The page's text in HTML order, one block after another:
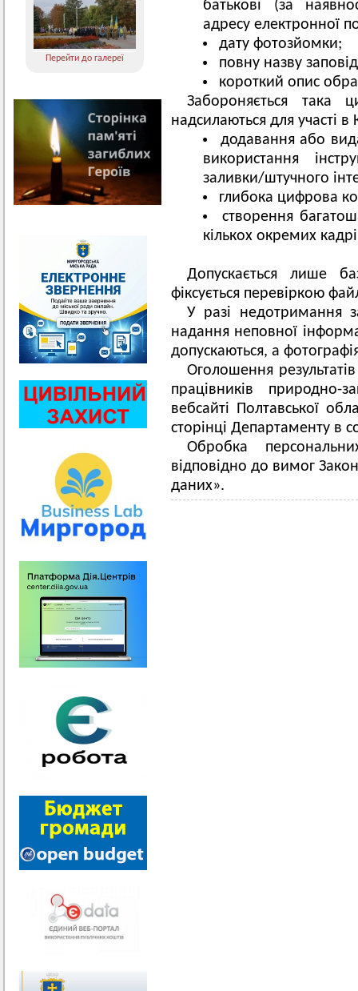
Перейти до галереї
батькові (за
адресу електронної
дату фотозйомки;
повну назву
короткий опис
Забороняється така
надсилаються для участі в
додавання або
використання
заливки/штучного
глибока цифрова
створення
кількох окремих
Допускається лише
фіксується перевіркою
У разі недотримання
надання неповної
допускаються, а
Оголошення
працівників природно-
вебсайті Полтавської
сторінці Департаменту в
Обробка
відповідно до вимог
даних».